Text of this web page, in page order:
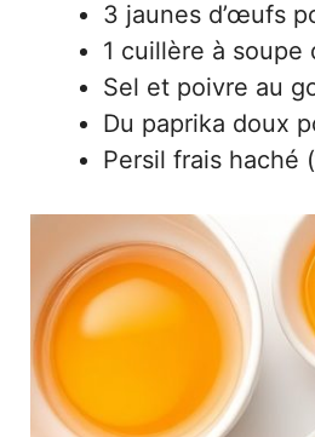
3 jaunes d’œufs
1 cuillère à soupe
Sel et poivre au
Du paprika doux
Persil frais haché